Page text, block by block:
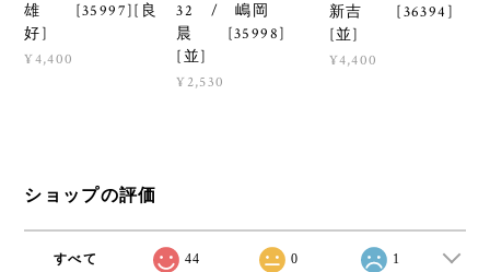
雄 [35997][良
好]
¥4,400
32 / 嶋岡
晨 [35998]
[並]
¥2,530
新吉 [36394]
[並]
¥4,400
ショップの評価
すべて 44 0 1